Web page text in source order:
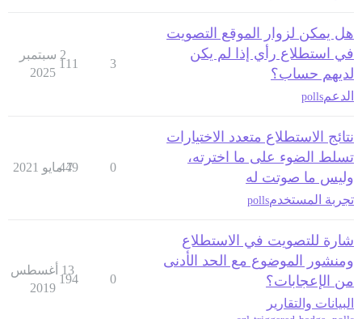
هل يمكن لزوار الموقع التصويت
في استطلاع رأي إذا لم يكن
لديهم حساب؟
الدعمpolls
3
111
2 سبتمبر
2025
نتائج الاستطلاع متعدد الاختيارات
تسلط الضوء على ما اخترته،
وليس ما صوتت له
تجربة المستخدمpolls
0
449
7 مايو 2021
شارة للتصويت في الاستطلاع
ومنشور الموضوع مع الحد الأدنى
من الإعجابات؟
البيانات والتقارير
0
194
13 أغسطس
2019